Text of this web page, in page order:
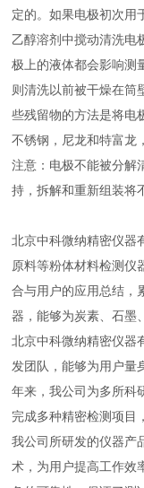
定的。如果电极初次用
乙醇溶剂中搅动清洗电
极上的液体都会影响测
则清洗以前被干燥在筒
些残留物的方法是将电
不锈钢，尼龙和特富龙
注意：电极不能被分解
持，拆解和重新组装将
北京中科微纳精密仪器
原料等粉体材料检测仪
合与用户的应用总结，
器，能够为炭素、石墨
北京中科微纳精密仪器
发团队，能够为用户量
年来，我公司为多所科
完成多种精密检测项目
我公司所研发的仪器产
术，为用户提高工作效